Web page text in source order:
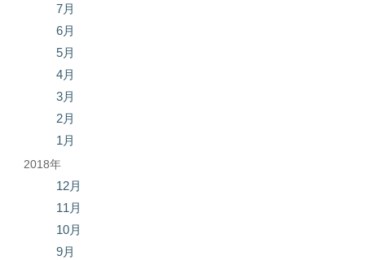
7月
6月
5月
4月
3月
2月
1月
2018年
12月
11月
10月
9月